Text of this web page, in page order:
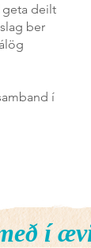
geta deilt
ber
í
í